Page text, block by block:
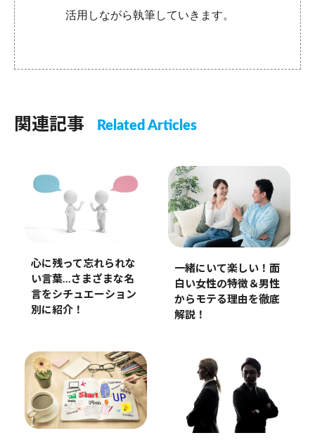
活用しながら執筆していきます。
関連記事 Related Articles
心に残って忘れられな
い言葉…さまざまな名
言をシチュエーション
別に紹介！
一緒にいて楽しい！面
白い女性の特徴＆男性
からモテる理由を徹底
解説！